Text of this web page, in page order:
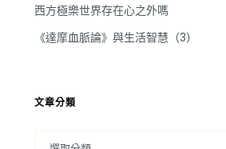
西方極樂世界存在心之外嗎
《達摩血脈論》與生活智慧（3）
文章分類